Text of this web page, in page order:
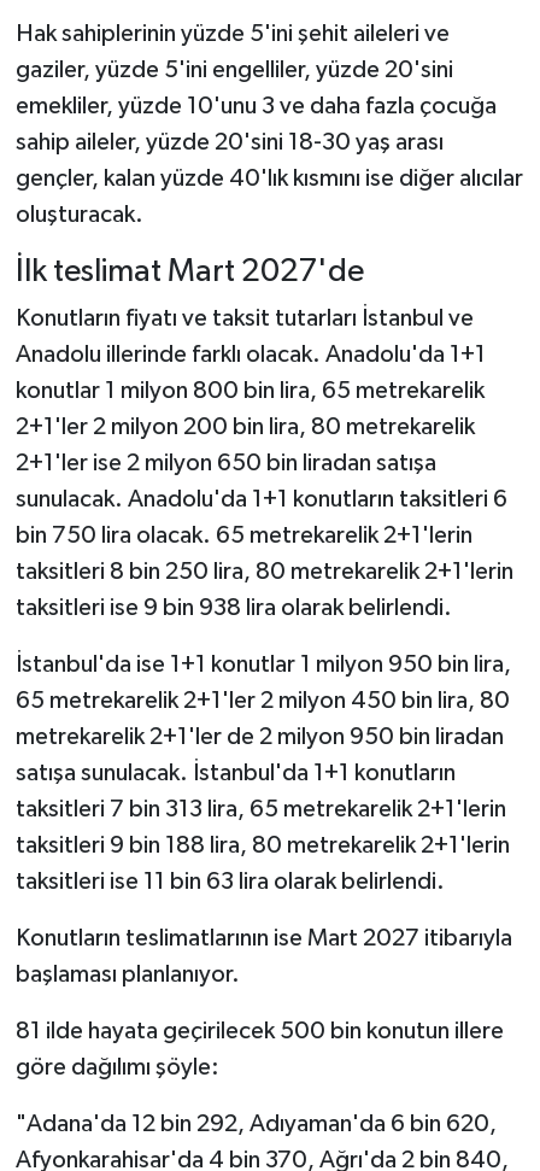
Hak sahiplerinin yüzde 5'ini şehit aileleri ve
gaziler, yüzde 5'ini engelliler, yüzde 20'sini
emekliler, yüzde 10'unu 3 ve daha fazla çocuğa
sahip aileler, yüzde 20'sini 18-30 yaş arası
gençler, kalan yüzde 40'lık kısmını ise diğer alıcılar
oluşturacak.
İlk teslimat Mart 2027'de
Konutların fiyatı ve taksit tutarları İstanbul ve
Anadolu illerinde farklı olacak. Anadolu'da 1+1
konutlar 1 milyon 800 bin lira, 65 metrekarelik
2+1'ler 2 milyon 200 bin lira, 80 metrekarelik
2+1'ler ise 2 milyon 650 bin liradan satışa
sunulacak. Anadolu'da 1+1 konutların taksitleri 6
bin 750 lira olacak. 65 metrekarelik 2+1'lerin
taksitleri 8 bin 250 lira, 80 metrekarelik 2+1'lerin
taksitleri ise 9 bin 938 lira olarak belirlendi.
İstanbul'da ise 1+1 konutlar 1 milyon 950 bin lira,
65 metrekarelik 2+1'ler 2 milyon 450 bin lira, 80
metrekarelik 2+1'ler de 2 milyon 950 bin liradan
satışa sunulacak. İstanbul'da 1+1 konutların
taksitleri 7 bin 313 lira, 65 metrekarelik 2+1'lerin
taksitleri 9 bin 188 lira, 80 metrekarelik 2+1'lerin
taksitleri ise 11 bin 63 lira olarak belirlendi.
Konutların teslimatlarının ise Mart 2027 itibarıyla
başlaması planlanıyor.
81 ilde hayata geçirilecek 500 bin konutun illere
göre dağılımı şöyle:
"Adana'da 12 bin 292, Adıyaman'da 6 bin 620,
Afyonkarahisar'da 4 bin 370, Ağrı'da 2 bin 840,